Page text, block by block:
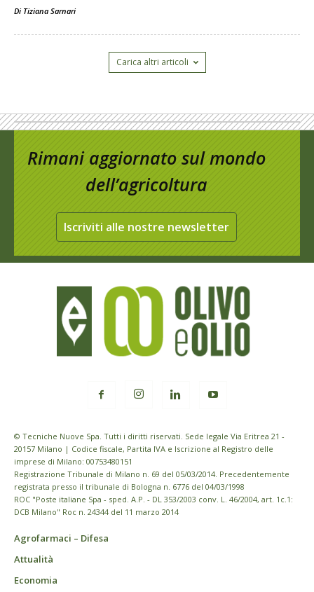
Di Tiziana Sarnari
Carica altri articoli
Rimani aggiornato sul mondo
dell’agricoltura
Iscriviti alle nostre newsletter
© Tecniche Nuove Spa. Tutti i diritti riservati. Sede legale Via Eritrea 21 -
20157 Milano | Codice fiscale, Partita IVA e Iscrizione al Registro delle
imprese di Milano: 00753480151
Registrazione Tribunale di Milano n. 69 del 05/03/2014. Precedentemente
registrata presso il tribunale di Bologna n. 6776 del 04/03/1998
ROC "Poste italiane Spa - sped. A.P. - DL 353/2003 conv. L. 46/2004, art. 1c.1:
DCB Milano" Roc n. 24344 del 11 marzo 2014
Agrofarmaci – Difesa
Attualità
Economia